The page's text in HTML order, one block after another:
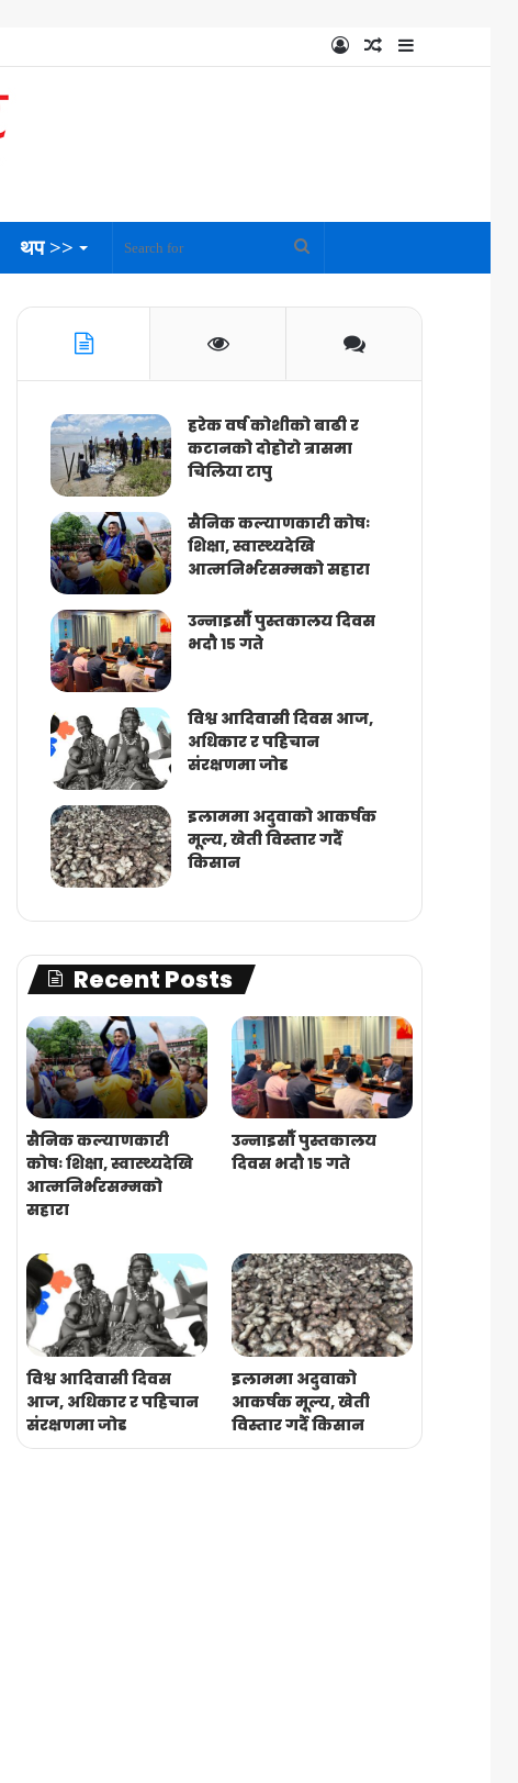
Sidebar
Random
Log
थप >>
हरेक वर्ष कोशीको बाढी र
कटानको दोहोरो त्रासमा
चिलिया टापु
सैनिक कल्याणकारी कोषः
शिक्षा, स्वास्थ्यदेखि
आत्मनिर्भरसम्मको सहारा
उन्नाइसौँ पुस्तकालय दिवस
भदौ १५ गते
विश्व आदिवासी दिवस आज,
अधिकार र पहिचान
संरक्षणमा जोड
इलाममा अदुवाको आकर्षक
मूल्य, खेती विस्तार गर्दै
किसान
Recent Posts
सैनिक कल्याणकारी
कोषः शिक्षा, स्वास्थ्यदेखि
आत्मनिर्भरसम्मको
सहारा
उन्नाइसौँ पुस्तकालय
दिवस भदौ १५ गते
विश्व आदिवासी दिवस
आज, अधिकार र पहिचान
संरक्षणमा जोड
इलाममा अदुवाको
आकर्षक मूल्य, खेती
विस्तार गर्दै किसान